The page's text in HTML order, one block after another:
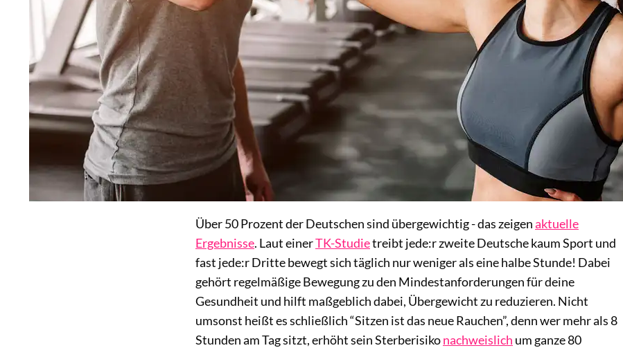
Über 50 Prozent der Deutschen sind übergewichtig - das zeigenaktuelle
Ergebnisse. Laut einerTK-Studietreibt jede:r zweite Deutsche kaum Sport und
fast jede:r Dritte bewegt sich täglich nur weniger als eine halbe Stunde! Dabei
gehört regelmäßige Bewegung zu den Mindestanforderungen für deine
Gesundheit und hilft maßgeblich dabei, Übergewicht zu reduzieren. Nicht
umsonst heißt es schließlich “Sitzen ist das neue Rauchen”, denn wer mehr als 8
Stunden am Tag sitzt, erhöht sein Sterberisikonachweislich um ganze 80